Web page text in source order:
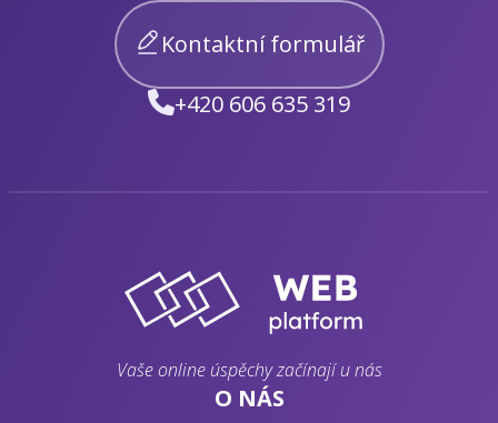
Kontaktní formulář
+420 606 635 319
Vaše online úspěchy začínají u nás
O NÁS